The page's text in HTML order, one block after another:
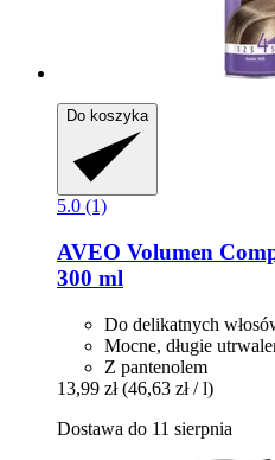
Do koszyka
5.0 (1)
AVEO Volumen
300 ml
Do delikatnych
Mocne, długie
Z pantenolem
13,99 zł (46,63 zł / l)
Dostawa do 11 sierpnia